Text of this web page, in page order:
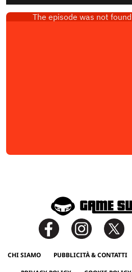
CHI SIAMO PUBBLICITÀ & CONTATTI